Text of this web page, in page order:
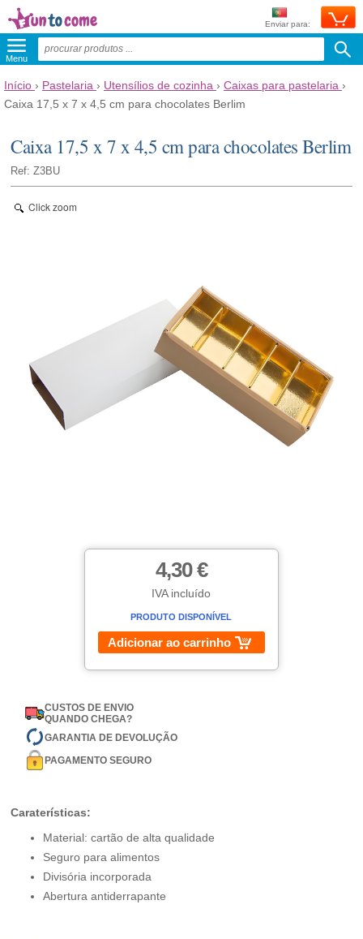
Enviar para:
Menu
Início › Pastelaria › Utensílios de cozinha › Caixas para pastelaria ›
Caixa 17,5 x 7 x 4,5 cm para chocolates Berlim
Caixa 17,5 x 7 x 4,5 cm para chocolates Berlim
Ref: Z3BU
Click zoom
4,30 €
IVA incluído
PRODUTO DISPONÍVEL
Adicionar ao carrinho
CUSTOS DE ENVIO
QUANDO CHEGA?
GARANTIA DE DEVOLUÇÃO
PAGAMENTO SEGURO
Caraterísticas:
Material: cartão de alta qualidade
Seguro para alimentos
Divisória incorporada
Abertura antiderrapante